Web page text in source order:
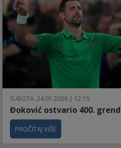
SUBOTA, 24.01.2026 | 12:15
Đoković ostvario 400.
PROČITAJ VIŠE